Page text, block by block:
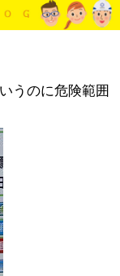
うのに危険範囲